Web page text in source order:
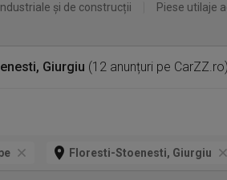
și de construcții Piese utilaje
Giurgiu (12 anunțuri pe CarZZ.ro)
Floresti-Stoenesti, Giurgiu